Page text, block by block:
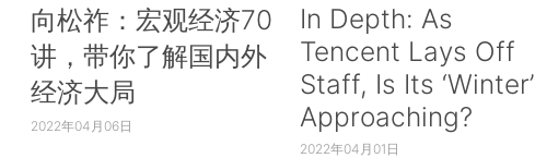
向松祚：宏观经济70
讲，带你了解国内外
经济大局
2022年04月06日
In Depth: As
Tencent Lays Off
Staff, Is Its ‘Winter’
Approaching?
2022年04月01日